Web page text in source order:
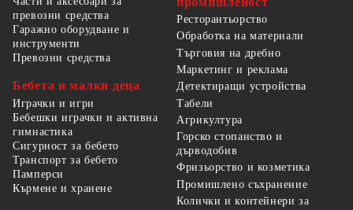
превозни средства
Гаражно оборудване и
инструменти
Превозни средства
Бебета и малки деца
Играчки и игри
Бебешки играчки и активна
гимнастика
Сигурност за бебето
Транспорт за бебето
Памперси
Кърмене и хранене
Ресторантьорство
Обработка на материали
Търговия на дребно
Маркетинг и реклама
Детектиращи устройства
Табели
Агрикултура
Горско стопанство и
дърводобив
Фризьорство и козметика
Промишлено съхранение
Колички и контейнери за